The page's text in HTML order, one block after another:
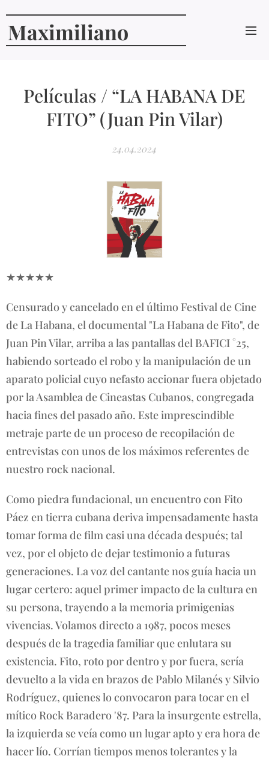
Maximiliano
Películas / “LA HABANA DE
FITO” (Juan Pin Vilar)
24.04.2024
★★★★★
Censurado y cancelado en el último Festival de Cine
de La Habana, el documental "La Habana de Fito", de
Juan Pin Vilar, arriba a las pantallas del BAFICI °25,
habiendo sorteado el robo y la manipulación de un
aparato policial cuyo nefasto accionar fuera objetado
por la Asamblea de Cineastas Cubanos, congregada
hacia fines del pasado año. Este imprescindible
metraje parte de un proceso de recopilación de
entrevistas con unos de los máximos referentes de
nuestro rock nacional.
Como piedra fundacional, un encuentro con Fito
Páez en tierra cubana deriva impensadamente hasta
tomar forma de film casi una década después; tal
vez, por el objeto de dejar testimonio a futuras
generaciones. La voz del cantante nos guía hacia un
lugar certero: aquel primer impacto de la cultura en
su persona, trayendo a la memoria primigenias
vivencias. Volamos directo a 1987, pocos meses
después de la tragedia familiar que enlutara su
existencia. Fito, roto por dentro y por fuera, sería
devuelto a la vida en brazos de Pablo Milanés y Silvio
Rodríguez, quienes lo convocaron para tocar en el
mítico Rock Baradero '87. Para la insurgente estrella,
la izquierda se veía como un lugar apto y era hora de
hacer lío. Corrían tiempos menos tolerantes y la